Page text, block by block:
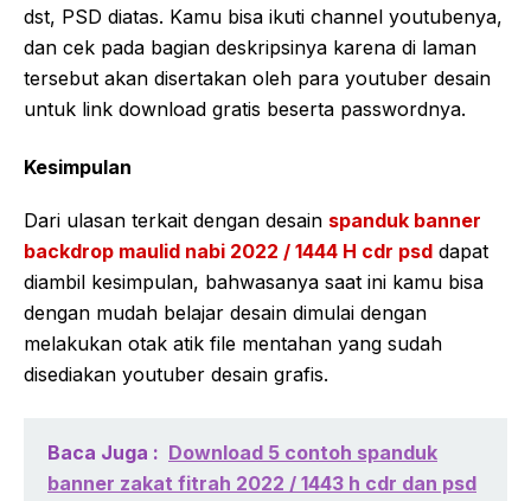
dst, PSD diatas. Kamu bisa ikuti channel youtubenya,
dan cek pada bagian deskripsinya karena di laman
tersebut akan disertakan oleh para youtuber desain
untuk link download gratis beserta passwordnya.
Kesimpulan
Dari ulasan terkait dengan desain spanduk banner
backdrop maulid nabi 2022 / 1444 H cdr psd dapat
diambil kesimpulan, bahwasanya saat ini kamu bisa
dengan mudah belajar desain dimulai dengan
melakukan otak atik file mentahan yang sudah
disediakan youtuber desain grafis.
Baca Juga : Download 5 contoh spanduk
banner zakat fitrah 2022 / 1443 h cdr dan psd